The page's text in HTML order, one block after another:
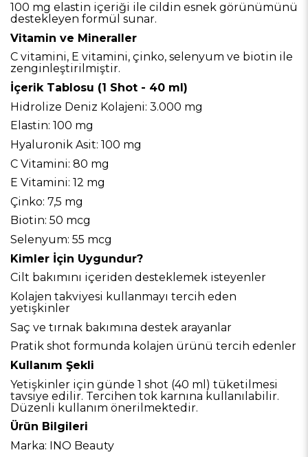
100 mg elastin içeriği ile cildin esnek görünümünü
destekleyen formül sunar.
Vitamin ve Mineraller
C vitamini, E vitamini, çinko, selenyum ve biotin ile
zenginleştirilmiştir.
İçerik Tablosu (1 Shot - 40 ml)
Hidrolize Deniz Kolajeni: 3.000 mg
Elastin: 100 mg
Hyaluronik Asit: 100 mg
C Vitamini: 80 mg
E Vitamini: 12 mg
Çinko: 7,5 mg
Biotin: 50 mcg
Selenyum: 55 mcg
Kimler İçin Uygundur?
Cilt bakımını içeriden desteklemek isteyenler
Kolajen takviyesi kullanmayı tercih eden
yetişkinler
Saç ve tırnak bakımına destek arayanlar
Pratik shot formunda kolajen ürünü tercih edenler
Kullanım Şekli
Yetişkinler için günde 1 shot (40 ml) tüketilmesi
tavsiye edilir. Tercihen tok karnına kullanılabilir.
Düzenli kullanım önerilmektedir.
Ürün Bilgileri
Marka: INO Beauty